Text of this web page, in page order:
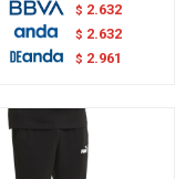
$ 2.632
$ 2.632
$ 2.961